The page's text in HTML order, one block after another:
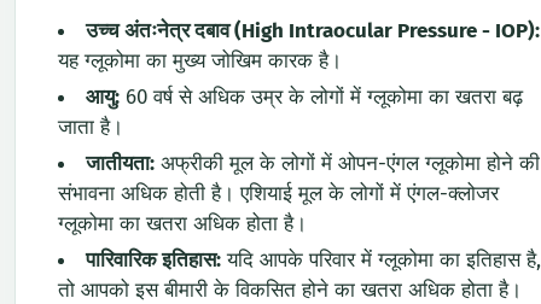
उच्च अंतःनेत्र दबाव (High Intraocular Pressure - IOP):
यह ग्लूकोमा का मुख्य जोखिम कारक है।
आयु: 60 वर्ष से अधिक उम्र के लोगों में ग्लूकोमा का खतरा बढ़
जाता है।
जातीयता: अफ्रीकी मूल के लोगों में ओपन-एंगल ग्लूकोमा होने की
संभावना अधिक होती है। एशियाई मूल के लोगों में एंगल-क्लोजर
ग्लूकोमा का खतरा अधिक होता है।
पारिवारिक इतिहास:यदि आपके परिवार में ग्लूकोमा का इतिहास है,
तो आपको इस बीमारी के विकसित होने का खतरा अधिक होता है।